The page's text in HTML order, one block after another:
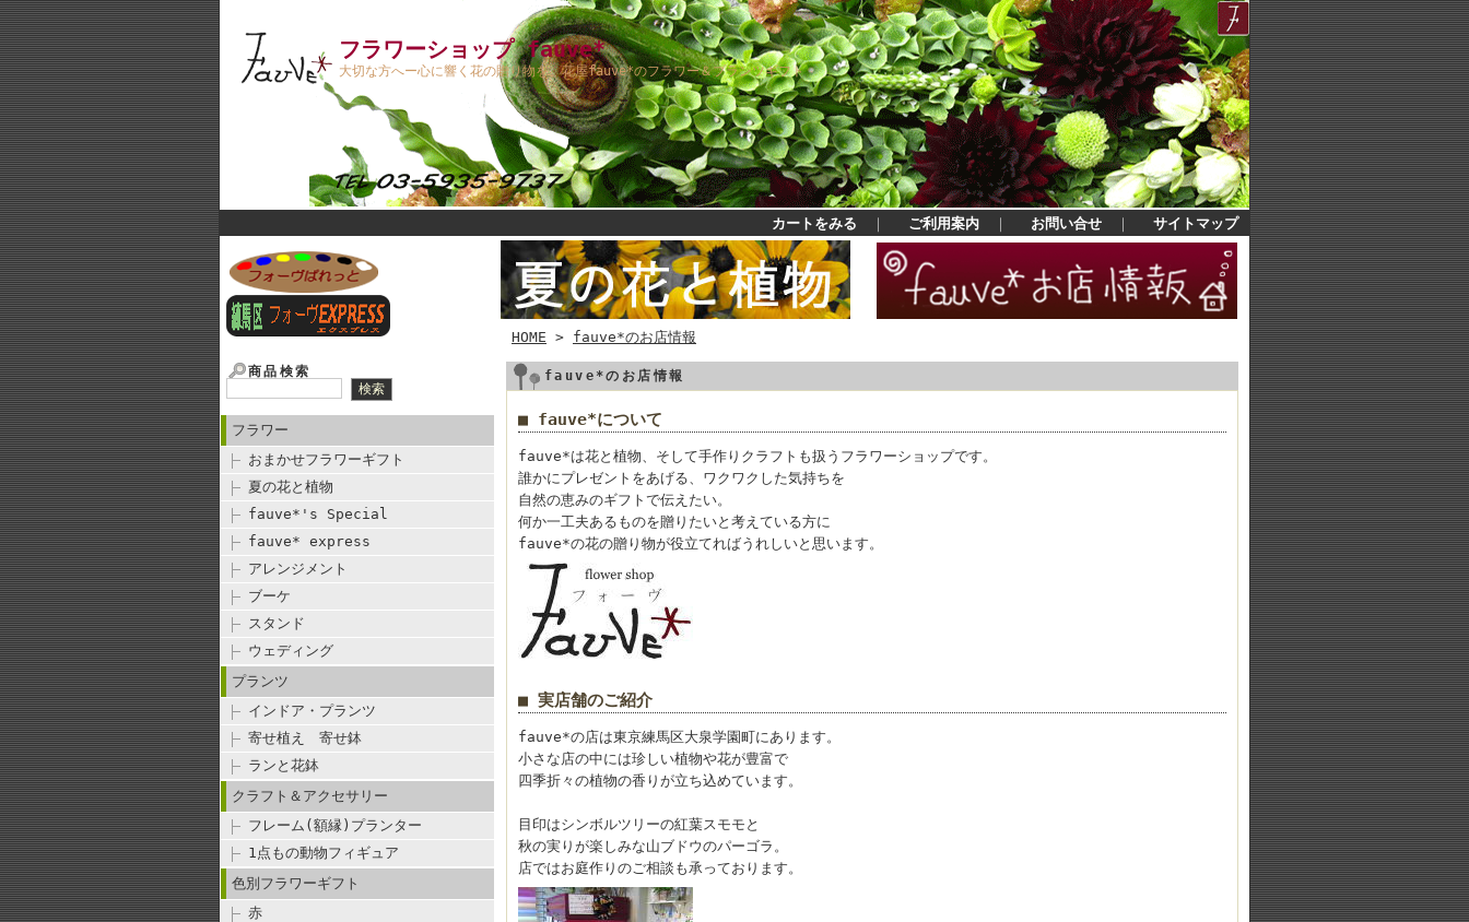
フラワーショップ fauve*
大切な方へー心に響く花の贈り物を。花屋fauve*のフラワー＆プランツギフト
カートをみる ｜ ご利用案内 ｜ お問い合せ ｜ サイトマップ
商品検索
フラワー
おまかせフラワーギフト
夏の花と植物
fauve*'s Special
fauve* express
アレンジメント
ブーケ
スタンド
ウェディング
プランツ
インドア・プランツ
寄せ植え 寄せ鉢
ランと花鉢
クラフト＆アクセサリー
フレーム(額縁)プランター
1点もの動物フィギュア
色別フラワーギフト
赤
HOME > fauve*のお店情報
fauve*のお店情報
■ fauve*について
fauve*は花と植物、そして手作りクラフトも扱うフラワーショップです。
誰かにプレゼントをあげる、ワクワクした気持ちを
自然の恵みのギフトで伝えたい。
何か一工夫あるものを贈りたいと考えている方に
fauve*の花の贈り物が役立てればうれしいと思います。
■ 実店舗のご紹介
fauve*の店は東京練馬区大泉学園町にあります。
小さな店の中には珍しい植物や花が豊富で
四季折々の植物の香りが立ち込めています。
目印はシンボルツリーの紅葉スモモと
秋の実りが楽しみな山ブドウのパーゴラ。
店ではお庭作りのご相談も承っております。